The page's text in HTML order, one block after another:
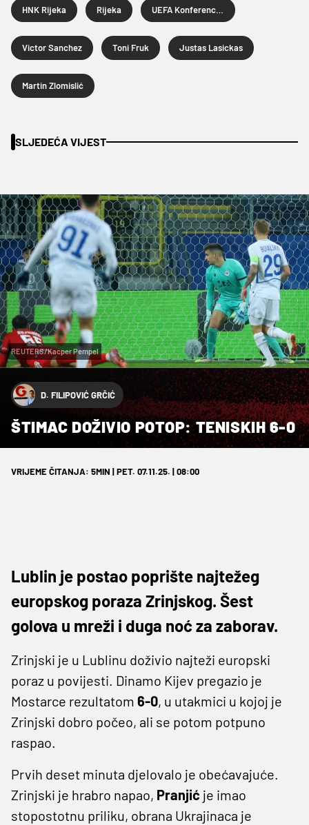
HNK Rijeka Rijeka UEFA Konferencijska liga
Victor Sanchez Toni Fruk Justas Lasickas
Martin Zlomislić
SLJEDEĆA VIJEST
REUTERS/Kacper Pempel
D. FILIPOVIĆ GRČIĆ
ŠTIMAC DOŽIVIO POTOP: TENISKIH 6-0
VRIJEME ČITANJA: 5MIN | PET. 07.11.25. | 08:00
Lublin je postao poprište najtežeg
europskog poraza Zrinjskog. Šest
golova u mreži i duga noć za zaborav.
Zrinjski je u Lublinu doživio najteži europski
poraz u povijesti. Dinamo Kijev pregazio je
Mostarce rezultatom 6-0, u utakmici u kojoj je
Zrinjski dobro počeo, ali se potom potpuno
raspao.
Prvih deset minuta djelovalo je obećavajuće.
Zrinjski je hrabro napao, Pranjić je imao
stopostotnu priliku, obrana Ukrajinaca je